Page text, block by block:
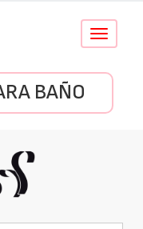
Conmutar
BAÑO